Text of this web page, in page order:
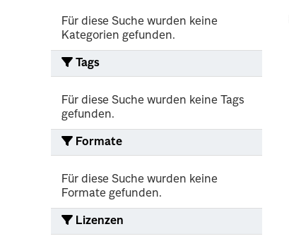
Für diese Suche wurden keine
Kategorien gefunden.
Tags
Für diese Suche wurden keine Tags
gefunden.
Formate
Für diese Suche wurden keine
Formate gefunden.
Lizenzen